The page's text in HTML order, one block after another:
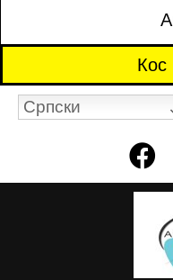
Кос
Српски